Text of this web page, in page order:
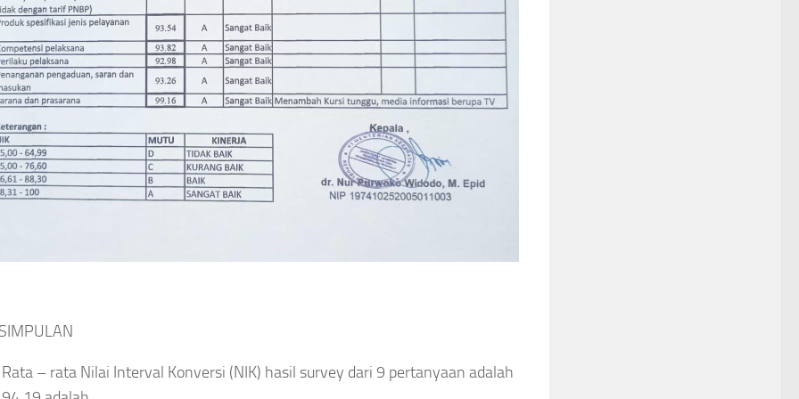
Rata – rata Nilai Interval Konversi (NIK) hasil survey dari 9 pertanyaan adalah